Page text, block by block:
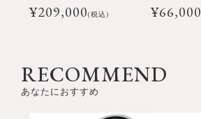
¥209,000(税込) ¥66,000
RECOMMEND
あなたにおすすめ